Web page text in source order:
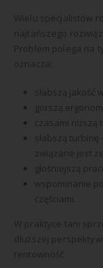
Wielu specjalistów
najtańszego
Problem polega na
oznacza:
słabszą jakość
gorszą
czasami niższą
słabszą turbinę
związane jest
głośniejszą
wspominanie
częściami.
W praktyce tani
dłuższej
rentowność.